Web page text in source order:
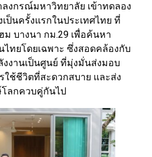
งกรณ์มหาวิทยาลัย เข้าทดลอง
ป็นครั้งแรกในประเทศไทย ที่
ม บางนา กม.29 เพื่อค้นหา
ทยโดยเฉพาะ ซึ่งสอดคล้องกับ
งานเป็นศูนย์ ที่มุ่งมั่นส่งมอบ
ช้ชีวิตที่สะดวกสบาย และส่ง
ลกควบคู่กันไป